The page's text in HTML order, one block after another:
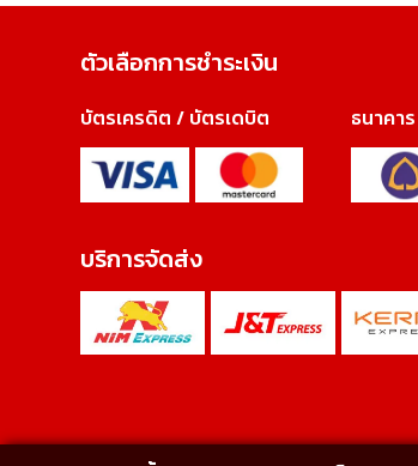
ตัวเลือกการชำระเงิน
บัตรเครดิต / บัตรเดบิต ธนาคาร
บริการจัดส่ง